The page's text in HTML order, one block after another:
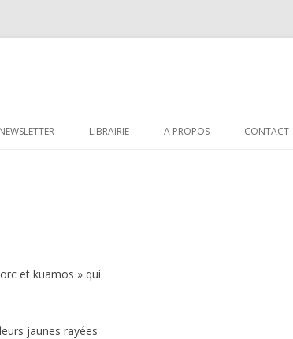
NEWSLETTER LIBRAIRIE A PROPOS CONTACT
et kuamos » qui
jaunes rayées